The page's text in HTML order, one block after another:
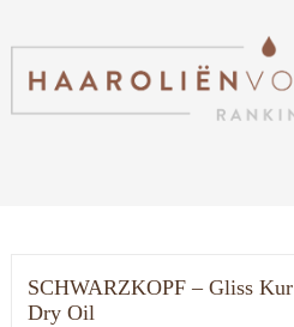
SCHWARZKOPF – Gliss
Dry Oil